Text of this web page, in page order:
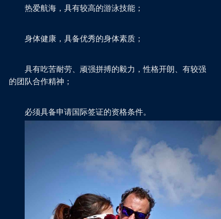
热爱航海，具有较高的游泳技能；
身体健康，具备优秀的身体素质；
具有吃苦耐劳、顽强拼搏的毅力，性格开朗、有较强
的团队合作精神；
必须具备申请国际签证的资格条件。